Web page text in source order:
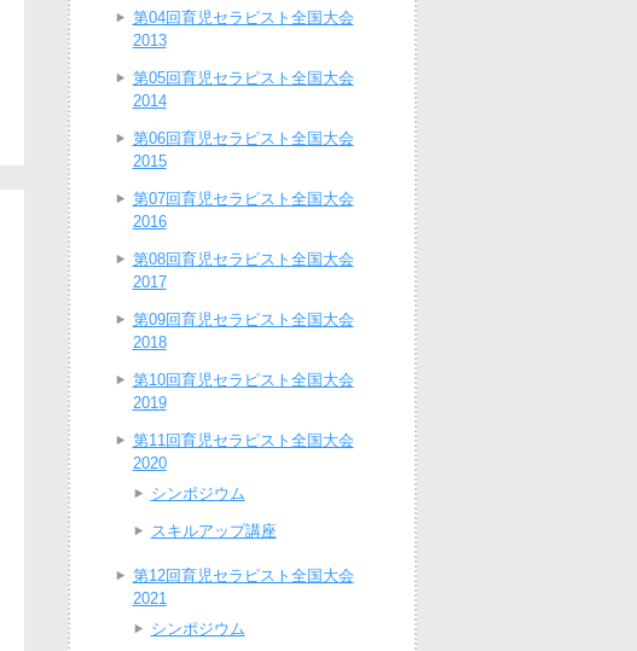
第04回育児セラピスト全国大会
2013
第05回育児セラピスト全国大会
2014
第06回育児セラピスト全国大会
2015
第07回育児セラピスト全国大会
2016
第08回育児セラピスト全国大会
2017
第09回育児セラピスト全国大会
2018
第10回育児セラピスト全国大会
2019
第11回育児セラピスト全国大会
2020
シンポジウム
スキルアップ講座
第12回育児セラピスト全国大会
2021
シンポジウム